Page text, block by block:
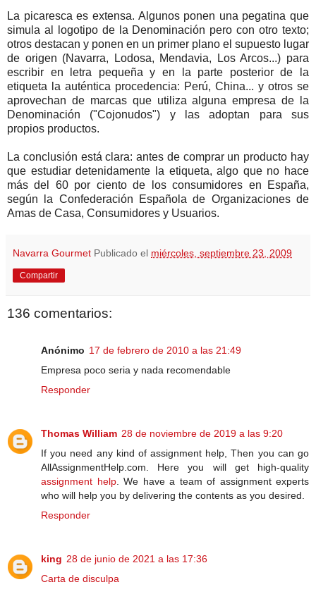
La picaresca es extensa. Algunos ponen una pegatina que
simula al logotipo de la Denominación pero con otro texto;
otros destacan y ponen en un primer plano el supuesto lugar
de origen (Navarra, Lodosa, Mendavia, Los Arcos...) para
escribir en letra pequeña y en la parte posterior de la
etiqueta la auténtica procedencia: Perú, China... y otros se
aprovechan de marcas que utiliza alguna empresa de la
Denominación ("Cojonudos") y las adoptan para sus
propios productos.
La conclusión está clara: antes de comprar un producto hay
que estudiar detenidamente la etiqueta, algo que no hace
más del 60 por ciento de los consumidores en España,
según la Confederación Española de Organizaciones de
Amas de Casa, Consumidores y Usuarios.
Navarra Gourmet Publicado el miércoles, septiembre 23, 2009
Compartir
136 comentarios:
Anónimo 17 de febrero de 2010 a las 21:49
Empresa poco seria y nada recomendable
Responder
Thomas William 28 de noviembre de 2019 a las 9:20
If you need any kind of assignment help, Then you can go
AllAssignmentHelp.com. Here you will get high-quality
assignment help. We have a team of assignment experts
who will help you by delivering the contents as you desired.
Responder
king 28 de junio de 2021 a las 17:36
Carta de disculpa